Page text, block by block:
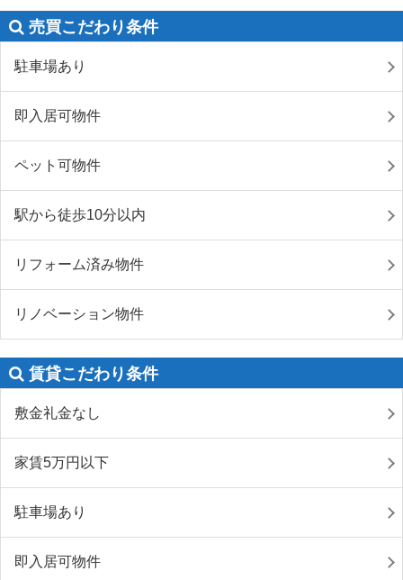
売買こだわり条件
駐車場あり
即入居可物件
ペット可物件
駅から徒歩10分以内
リフォーム済み物件
リノベーション物件
賃貸こだわり条件
敷金礼金なし
家賃5万円以下
駐車場あり
即入居可物件